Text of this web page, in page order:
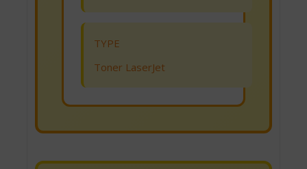
TYPE
Toner LaserJet